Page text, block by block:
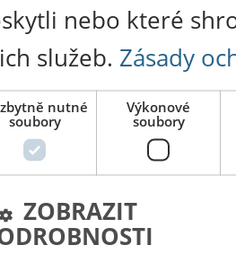
nebo které
služeb. Zásady
nutné
soubory
Výkonové
soubory
ZOBRAZIT